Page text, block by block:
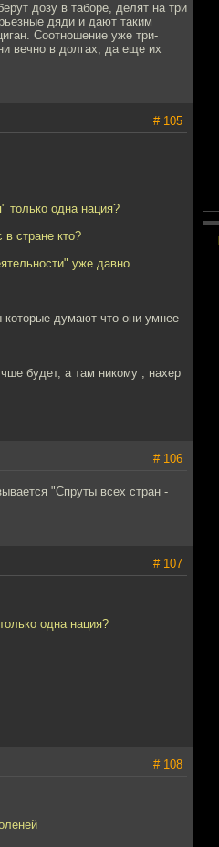
дозу в таборе, делят на три
дяди и дают таким
Соотношение уже три-
вечно в долгах, да еще их
# 105
только одна нация?
стране кто?
уже давно
которые думают что они умнее
будет, а там никому , нахер
# 106
"Спруты всех стран -
# 107
одна нация?
# 108